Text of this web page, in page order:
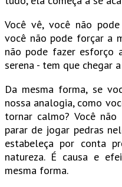
Você vê, você não
você não pode forçar a
não pode fazer esforço
serena - tem que chegar
Da mesma forma, se
nossa analogia, como
tornar calmo? Você
parar de jogar pedras
estabeleça por conta
natureza. É causa e
mesma forma.